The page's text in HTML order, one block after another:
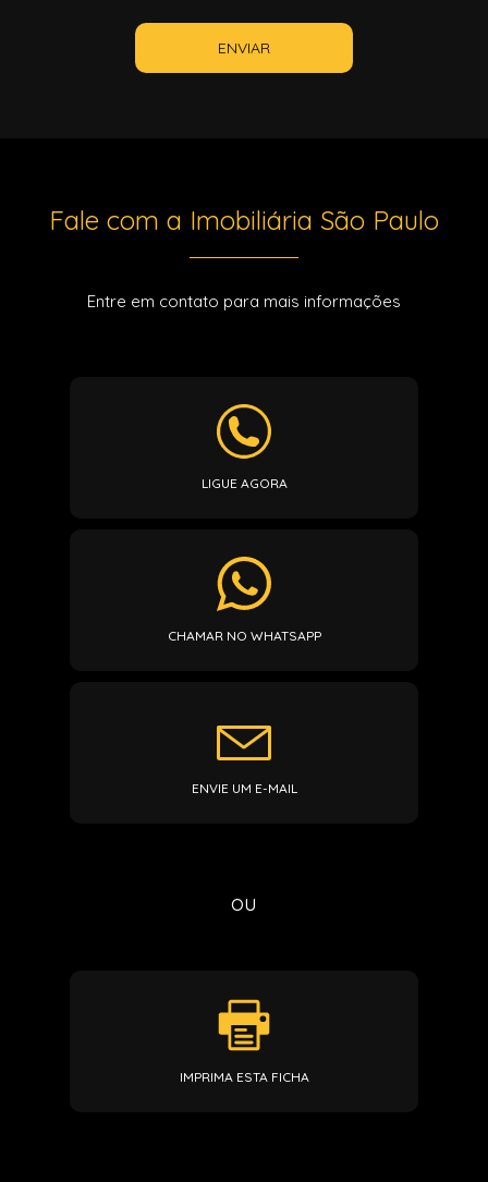
ENVIAR
Fale com a Imobiliária São Paulo
Entre em contato para mais informações
LIGUE AGORA
CHAMAR NO WHATSAPP
ENVIE UM E-MAIL
ou
IMPRIMA ESTA FICHA